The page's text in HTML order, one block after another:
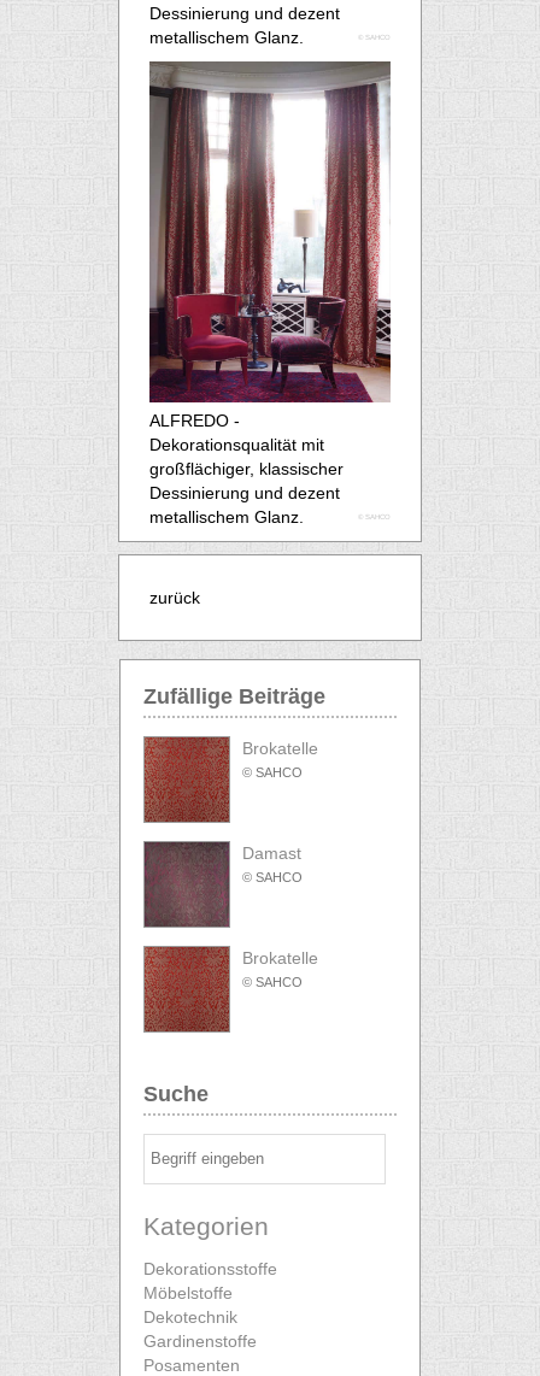
Dessinierung und dezent
metallischem Glanz.
© SAHCO
ALFREDO -
Dekorationsqualität mit
großflächiger, klassischer
Dessinierung und dezent
metallischem Glanz.
© SAHCO
zurück
Zufällige Beiträge
Brokatelle
© SAHCO
Damast
© SAHCO
Brokatelle
© SAHCO
Suche
Kategorien
Dekorationsstoffe
Möbelstoffe
Dekotechnik
Gardinenstoffe
Posamenten